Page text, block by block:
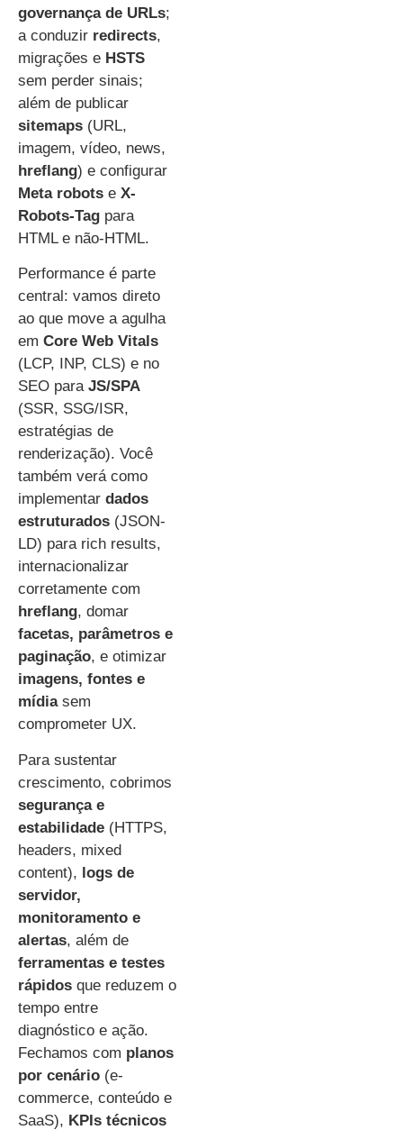
governança de URLs;
a conduzir redirects,
migrações e HSTS
sem perder sinais;
além de publicar
sitemaps (URL,
imagem, vídeo, news,
hreflang) e configurar
Meta robots e X-
Robots-Tag para
HTML e não-HTML.
Performance é parte
central: vamos direto
ao que move a agulha
em Core Web Vitals
(LCP, INP, CLS) e no
SEO para JS/SPA
(SSR, SSG/ISR,
estratégias de
renderização). Você
também verá como
implementar dados
estruturados (JSON-
LD) para rich results,
internacionalizar
corretamente com
hreflang, domar
facetas, parâmetros e
paginação, e otimizar
imagens, fontes e
mídiasem
comprometer UX.
Para sustentar
crescimento, cobrimos
segurança e
estabilidade (HTTPS,
headers, mixed
content), logs de
servidor,
monitoramento e
alertas, além de
ferramentas e testes
rápidos que reduzem o
tempo entre
diagnóstico e ação.
Fechamos com planos
por cenário (e-
commerce, conteúdo e
SaaS), KPIs técnicos